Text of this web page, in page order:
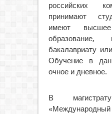
российских
принимают
имеют высшее
образование,
бакалавриату
Обучение в
очное и дневное.
В